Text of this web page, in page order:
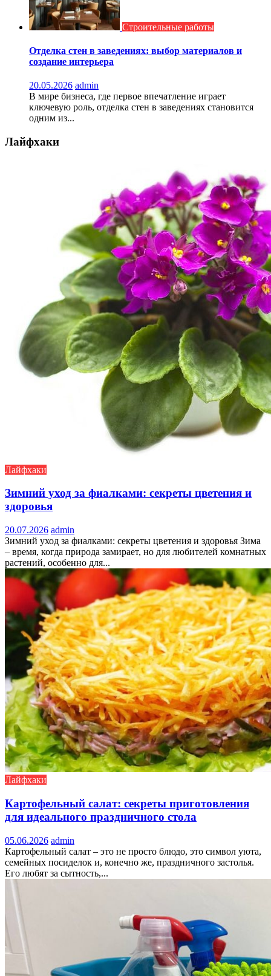
Строительные работы
Отделка стен в заведениях: выбор материалов и
создание интерьера
20.05.2026 admin
В мире бизнеса, где первое впечатление играет
ключевую роль, отделка стен в заведениях становится
одним из...
Лайфхаки
Лайфхаки
Зимний уход за фиалками: секреты цветения и
здоровья
20.07.2026 admin
Зимний уход за фиалками: секреты цветения и здоровья Зима
– время, когда природа замирает, но для любителей комнатных
растений, особенно для...
Лайфхаки
Картофельный салат: секреты приготовления
для идеального праздничного стола
05.06.2026 admin
Картофельный салат – это не просто блюдо, это символ уюта,
семейных посиделок и, конечно же, праздничного застолья.
Его любят за сытность,...